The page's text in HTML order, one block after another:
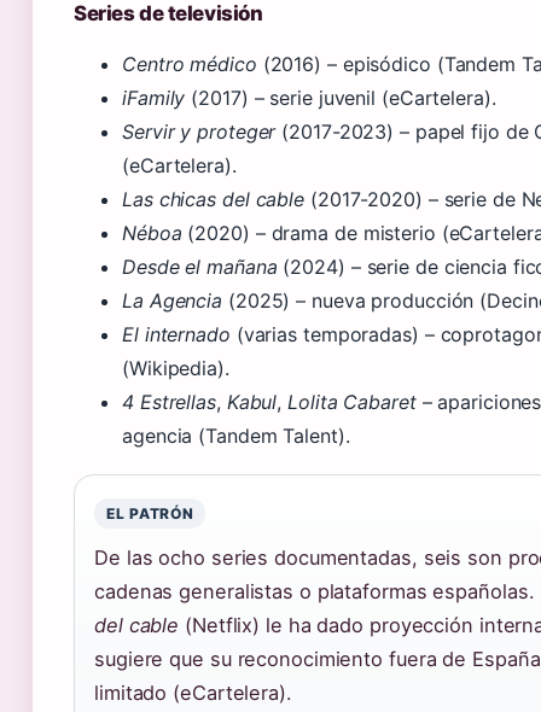
Series de televisión
Centro médico (2016) – episódico (Tandem
iFamily (2017) – serie juvenil (eCartelera).
Servir y proteger(2017-2023) – papel fijo de
(eCartelera).
Las chicas del cable (2017-2020) – serie de
Néboa (2020) – drama de misterio
Desde el mañana (2024) – serie de ciencia
La Agencia (2025) – nueva producción
El internado (varias temporadas) –
(Wikipedia).
4 Estrellas, Kabul,Lolita Cabaret–
agencia (Tandem Talent).
EL PATRÓN
De las ocho series documentadas, seis son
cadenas generalistas o plataformas
del cable (Netflix) le ha dado proyección
sugiere que su reconocimiento fuera de
limitado (eCartelera).